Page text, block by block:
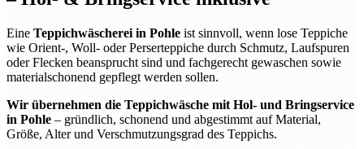
Eine Teppichwäscherei in Pohle ist sinnvoll, wenn lose Teppiche
wie Orient-, Woll- oder Perserteppiche durch Schmutz, Laufspuren
oder Flecken beansprucht sind und fachgerecht gewaschen sowie
materialschonend gepflegt werden sollen.
Wir übernehmen die Teppichwäsche mit Hol- und Bringservice
in Pohle– gründlich, schonend und abgestimmt auf Material,
Größe, Alter und Verschmutzungsgrad des Teppichs.